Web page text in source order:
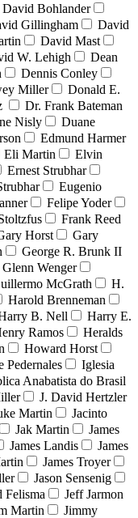
David Bohlander
Gillingham
David
David Mast
W. Lehigh
Dean
Dennis Conley
Miller
Donald E.
Dr. Frank Bateman
Nisly
Duane
Edmund Harmer
Eli Martin
Elvin
Ernest Strubhar
Eugenio
Felipe Yoder
Frank Reed
Horst
Gary
George R. Brunk II
Glenn Wenger
McGrath
H.
Harold Brenneman
B. Nell
Harry E.
Ramos
Heralds
Howard Horst
Pedernales
Iglesia
Anabatista do Brasil
J. David Hertzler
Martin
Jacinto
Jak Martin
James
James Landis
James
James Troyer
Jason Sensenig
Felisma
Jeff Jarmon
Martin
Jimmy